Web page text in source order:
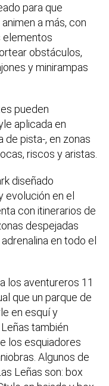
para que
a más, con
elementos
obstáculos,
y minirampas
pueden
aplicada en
pista-, en zonas
riscos y aristas.
diseñado
evolución en el
con itinerarios de
despejadas
en todo el
los aventureros 11
que un parque de
en esquí y
también
los esquiadores
Algunos de
Leñas son: box